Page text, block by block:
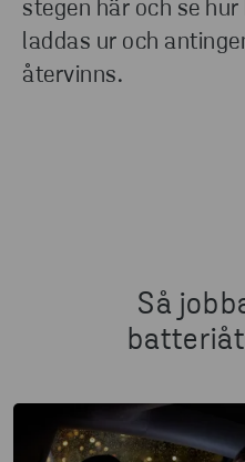
stegen här och se
laddas ur och
återvinns.
LÄS
Så